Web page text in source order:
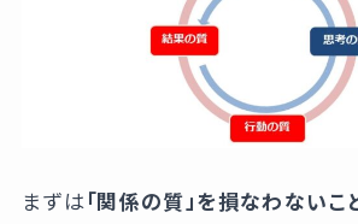
まずは 「関係の質」を損なわない